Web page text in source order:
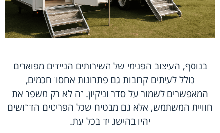
בנוסף, העיצוב הפנימי של השירותים הניידים מפוארים
כולל לעיתים קרובות גם פתרונות אחסון חכמים,
המאפשרים לשמור על סדר וניקיון. זה לא רק משפר את
חוויית המשתמש, אלא גם מבטיח שכל הפריטים הדרושים
יהיו בהישג יד בכל עת.